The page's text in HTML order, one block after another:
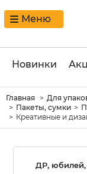
Меню
Новинки
Главная
Для
Пакеты, сумки
Креативные и
ДР, юбилей,